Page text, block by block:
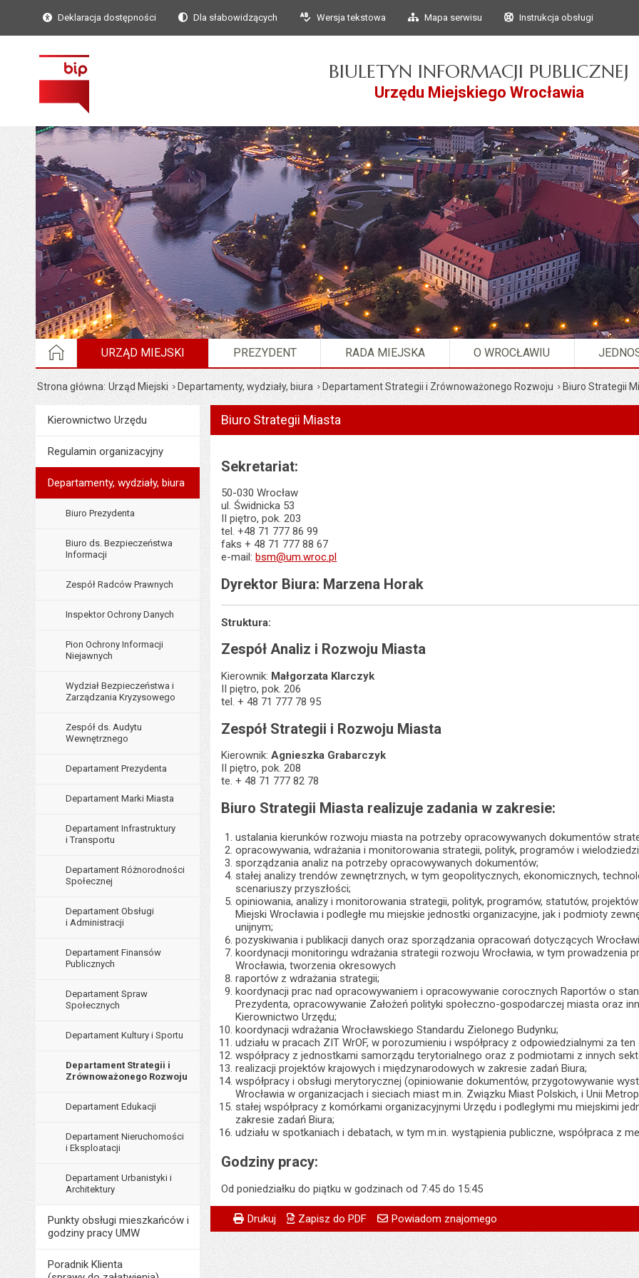
Przejdź do głównego
Przejdź do treści
Deklaracja dostępności Dla słabowidzących Wersja tekstowa Mapa serwisu Instrukcja obsługi
BIULETYN INFORMACJI PUBLICZNEJ
Urzędu Miejskiego Wrocławia
STRONA GŁÓWNA
URZĄD MIEJSKI PREZYDENT RADA MIEJSKA O WROCŁAWIU
Strona główna Urząd Miejski Departamenty, wydziały, biura Departament Strategii i Zrównoważonego Rozwoju Biuro Strategii
MenuUrząd Miejski
Kierownictwo Urzędu
Regulamin organizacyjny
Departamenty, wydziały, biura
Biuro Prezydenta
Biuro ds. Bezpieczeństwa
Informacji
Zespół Radców Prawnych
Inspektor Ochrony Danych
Pion Ochrony Informacji
Niejawnych
Wydział Bezpieczeństwa i
Zarządzania Kryzysowego
Zespół ds. Audytu
Wewnętrznego
Departament Prezydenta
Departament Marki Miasta
Departament Infrastruktury
i Transportu
Departament Różnorodności
Społecznej
Departament Obsługi
i Administracji
Departament Finansów
Publicznych
Departament Spraw
Społecznych
Departament Kultury i Sportu
Departament Strategii i
Zrównoważonego Rozwoju
Departament Edukacji
Departament Nieruchomości
i Eksploatacji
Departament Urbanistyki i
Architektury
Punkty obsługi mieszkańców i
godziny pracy UMW
Poradnik Klienta
Biuro Strategii Miasta
Sekretariat:
50-030 Wrocław
ul. Świdnicka 53
II piętro, pok. 203
tel. +48 71 777 86 99
faks + 48 71 777 88 67
e-mail: bsm@um.wroc.pl
Dyrektor Biura: Marzena Horak
Struktura:
Zespół Analiz i Rozwoju Miasta
Kierownik: Małgorzata Klarczyk
II piętro, pok. 206
tel. + 48 71 777 78 95
Zespół Strategii i Rozwoju Miasta
Kierownik:Agnieszka Grabarczyk
II piętro, pok. 208
te. + 48 71 777 82 78
Biuro Strategii Miasta realizuje zadania w zakresie:
ustalania kierunków rozwoju miasta na potrzeby opracowywanych dokumentów
opracowywania, wdrażania i monitorowania strategii, polityk, programów i
sporządzania analiz na potrzeby opracowywanych dokumentów;
stałej analizy trendów zewnętrznych, w tym geopolitycznych, ekonomicznych,
scenariuszy przyszłości;
opiniowania, analizy i monitorowania strategii, polityk, programów, statutów,
Miejski Wrocławia i podległe mu miejskie jednostki organizacyjne, jak i podmioty
unijnym;
pozyskiwania i publikacji danych oraz sporządzania opracowań dotyczących
koordynacji monitoringu wdrażania strategii rozwoju Wrocławia, w tym prowadzenia
Wrocławia, tworzenia okresowych
raportów z wdrażania strategii;
koordynacji prac nad opracowywaniem i opracowywanie corocznych Raportów o
Prezydenta, opracowywanie Założeń polityki społeczno-gospodarczej miasta oraz
Kierownictwo Urzędu;
koordynacji wdrażania Wrocławskiego Standardu Zielonego Budynku;
udziału w pracach ZIT WrOF, w porozumieniu i współpracy z odpowiedzialnymi za
współpracy z jednostkami samorządu terytorialnego oraz z podmiotami z innych
realizacji projektów krajowych i międzynarodowych w zakresie zadań Biura;
współpracy i obsługi merytorycznej (opiniowanie dokumentów, przygotowywanie
Wrocławia w organizacjach i sieciach miast m.in. Związku Miast Polskich, i Unii
stałej współpracy z komórkami organizacyjnymi Urzędu i podległymi mu miejskimi
zakresie zadań Biura;
udziału w spotkaniach i debatach, w tym m.in. wystąpienia publiczne, współpraca z
Godziny pracy:
Od poniedziałku do piątku w godzinach od 7:45 do 15:45
Metryczka
Odpowiedzialny za treść:
Marzena Horak
Powiadom znajomego Powiadom znajomego
Twoje imię i nazwiskoPole wymagane
Drukuj Zapisz do PDF Powiadom znajomego